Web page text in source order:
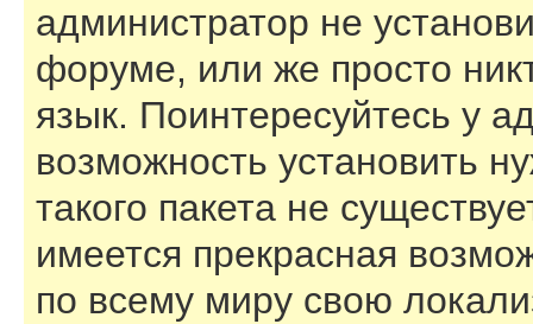
администратор не
форуме, или же просто
язык. Поинтересуйтесь у
возможность установить
такого пакета не
имеется прекрасная
по всему миру свою